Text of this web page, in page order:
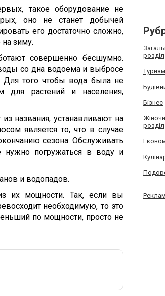
такое оборудование не
оно не станет добычей
его достаточно сложно,
на зиму.
совершенно бесшумно.
со дна водоема и выбросе
того чтобы вода была не
для растений и населения,
названия, устанавливают на
является то, что в случае
сезона. Обслуживать
нужно погружаться в воду и
и водопадов.
их мощности. Так, если вы
необходимую, то это
по мощности, просто не
розділ
Туризм
Бізнес
розділ